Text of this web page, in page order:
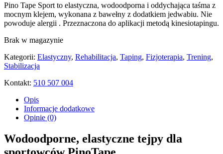
Pino Tape Sport to elastyczna, wodoodporna i oddychająca taśma z
mocnym klejem, wykonana z bawełny z dodatkiem jedwabiu. Nie
powoduje alergii . Przeznaczona do aplikacji metodą kinesiotapingu.
Brak w magazynie
Kategorii: Elastyczny, Rehabilitacja, Taping, Fizjoterapia, Trening,
Stabilizacja
Kontakt: 510 507 004
Opis
Informacje dodatkowe
Opinie (0)
Wodoodporne, elastyczne tejpy dla